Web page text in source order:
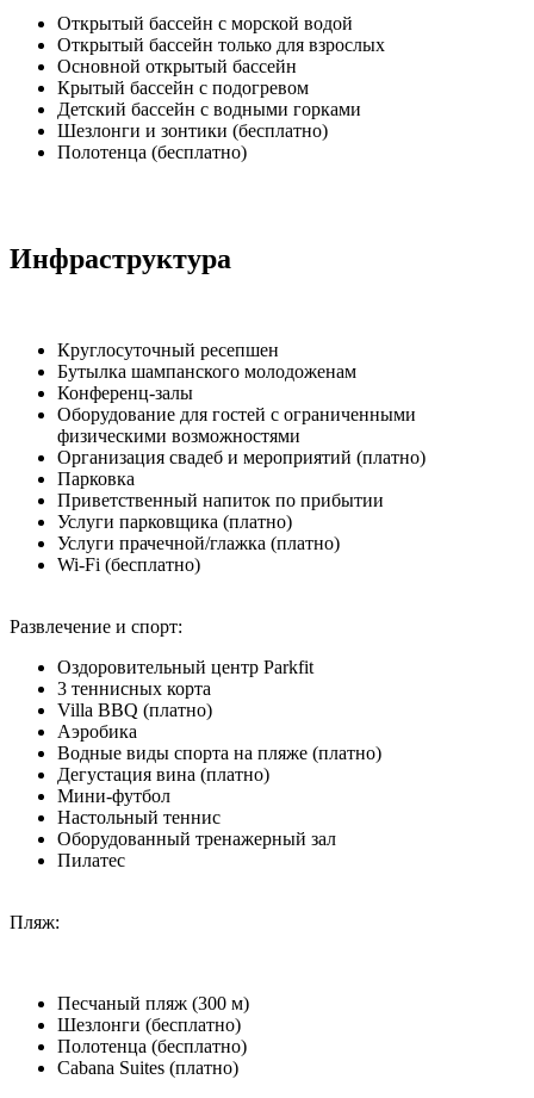
Открытый бассейн с морской водой
Открытый бассейн только для взрослых
Основной открытый бассейн
Крытый бассейн с подогревом
Детский бассейн с водными горками
Шезлонги и зонтики (бесплатно)
Полотенца (бесплатно)
Инфраструктура
Круглосуточный ресепшен
Бутылка шампанского молодоженам
Конференц-залы
Оборудование для гостей с ограниченными
физическими возможностями
Организация свадеб и мероприятий (платно)
Парковка
Приветственный напиток по прибытии
Услуги парковщика (платно)
Услуги прачечной/глажка (платно)
Wi-Fi (бесплатно)
Развлечение и спорт:
Оздоровительный центр Parkfit
3 теннисных корта
Villa BBQ (платно)
Аэробика
Водные виды спорта на пляже (платно)
Дегустация вина (платно)
Мини-футбол
Настольный теннис
Оборудованный тренажерный зал
Пилатес
Пляж:
Песчаный пляж (300 м)
Шезлонги (бесплатно)
Полотенца (бесплатно)
Cabana Suites (платно)